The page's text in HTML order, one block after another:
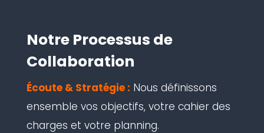
Notre Processus de
Collaboration
Écoute & Stratégie : Nous définissons
ensemble vos objectifs, votre cahier des
charges et votre planning.